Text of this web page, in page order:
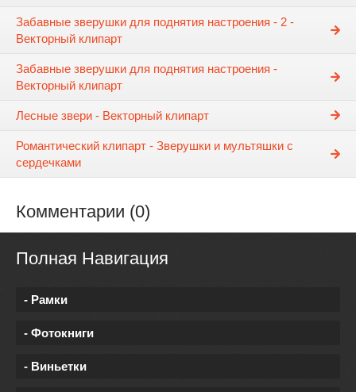
Забавные зверушки для поднятия настроения - 2 -
Векторный клипарт
Забавные зверушки для поднятия настроения -
Векторный клипарт
Лесные звери - Векторный клипарт
Романтический клипарт - Зверушки и мультяшки с
сердечками
Комментарии (0)
Полная Навигация
- Рамки
- Фотокниги
- Виньетки